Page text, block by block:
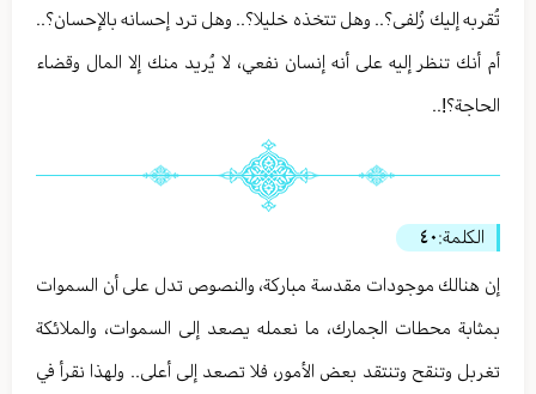
تُقربه إليك زُلفى؟.. وهل تتخذه خليلا؟.. وهل ترد إحسانه بالإحسان؟..
أم أنك تنظر إليه على أنه إنسان نفعي، لا يُريد منك إلا المال وقضاء
الحاجة؟!..
الكلمة:٤٠
إن هنالك موجودات مقدسة مباركة، والنصوص تدل على أن السموات
بمثابة محطات الجمارك، ما نعمله يصعد إلى السموات، والملائكة
تغربل وتنقح وتنتقد بعض الأمور، فلا تصعد إلى أعلى.. ولهذا نقرأ في